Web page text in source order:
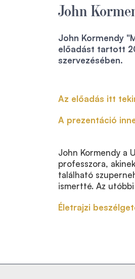
John
John Kormendy
előadást tartott
szervezésében.
Az előadás itt
A prezentáció
John Kormendy a
professzora,
található
ismertté. Az
Életrajzi